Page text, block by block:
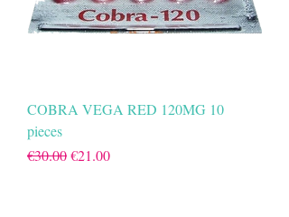
COBRA VEGA RED 120MG 10
pieces
Regular Price
€30.00Sale Price
€21.00